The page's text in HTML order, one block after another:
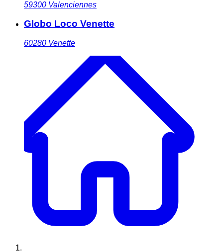
59300 Valenciennes
Globo Loco Venette
60280 Venette